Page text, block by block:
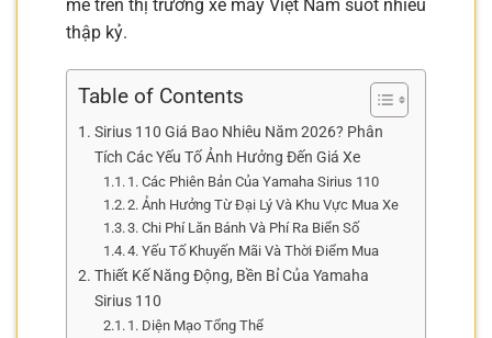
mẽ trên thị trường xe máy Việt Nam suốt nhiều
thập kỷ.
Table of Contents
Sirius 110 Giá Bao Nhiêu Năm 2026? Phân
Tích Các Yếu Tố Ảnh Hưởng Đến Giá Xe
1. Các Phiên Bản Của Yamaha Sirius 110
2. Ảnh Hưởng Từ Đại Lý Và Khu Vực Mua Xe
3. Chi Phí Lăn Bánh Và Phí Ra Biển Số
4. Yếu Tố Khuyến Mãi Và Thời Điểm Mua
Thiết Kế Năng Động, Bền Bỉ Của Yamaha
Sirius 110
1. Diện Mạo Tổng Thể